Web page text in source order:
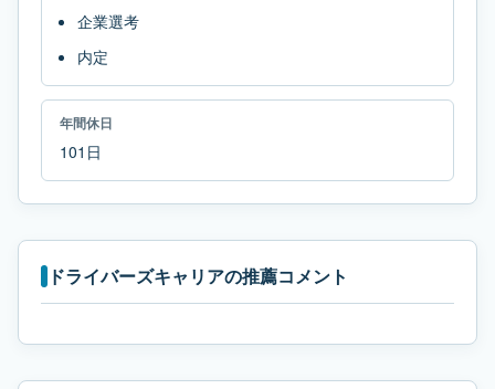
企業選考
内定
年間休日
101日
ドライバーズキャリアの推薦コメント